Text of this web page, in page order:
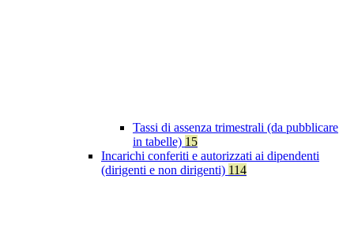
Tassi di assenza trimestrali (da pubblicare
in tabelle) 15
Incarichi conferiti e autorizzati ai dipendenti
(dirigenti e non dirigenti) 114